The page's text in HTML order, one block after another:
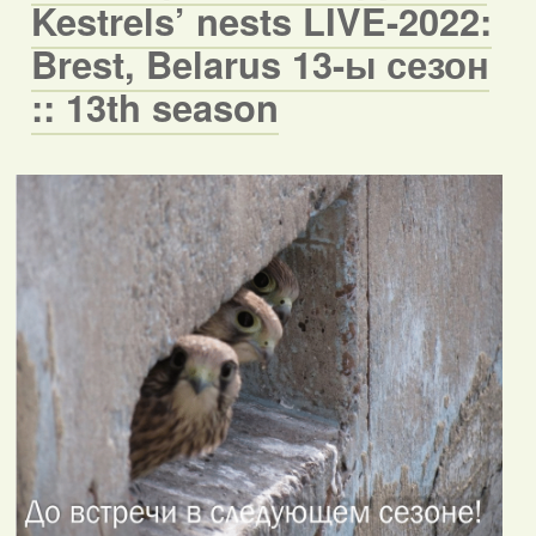
Kestrels’ nests LIVE-2022:
Brest, Belarus 13-ы сезон
:: 13th season